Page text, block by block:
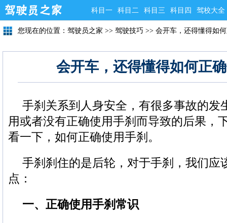
科目一 科目二 科目三 科目四 驾校大全
您现在的位置： 驾驶员之家 >> 驾驶技巧 >> 会开车，还得懂得如
会开车，还得懂得如何正
手刹关系到人身安全，有很多事故的发
用或者没有正确使用手刹而导致的后果，
看一下，如何正确使用手刹。
手刹刹住的是后轮，对于手刹，我们应
点：
一、正确使用手刹常识